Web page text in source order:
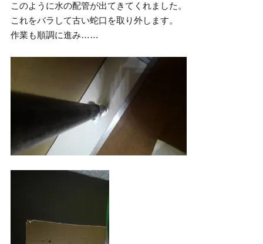
このように水の配管が出てきてくれました。
これをバラして古い蛇口を取り外します。
作業も順調に進み……